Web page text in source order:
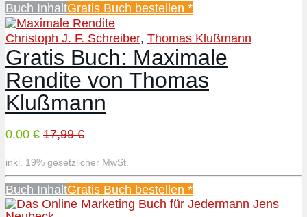
Buch InhaltGratis Buch bestellen *
Christoph J. F. Schreiber, Thomas Klußmann
Gratis Buch: Maximale
Rendite von Thomas
Klußmann
0,00 € 17,99 €
inkl. 19% gesetzlicher MwSt.
Buch InhaltGratis Buch bestellen *